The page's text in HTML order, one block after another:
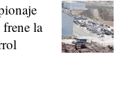
frene la